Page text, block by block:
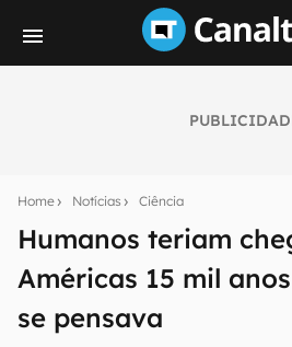
Home Notícias Ciência
Humanos teriam
Américas 15 mil
se pensava
notícias e reviews sobre
E-mail